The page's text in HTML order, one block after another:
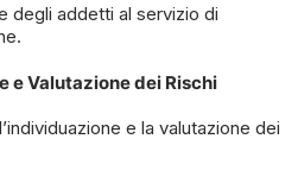
degli addetti al servizio di
e Valutazione dei Rischi
e la valutazione dei